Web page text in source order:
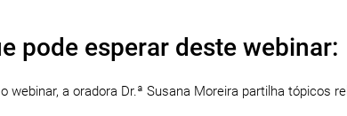
pode esperar deste webinar:
webinar, a oradora Dr.ª Susana Moreira partilha tópicos